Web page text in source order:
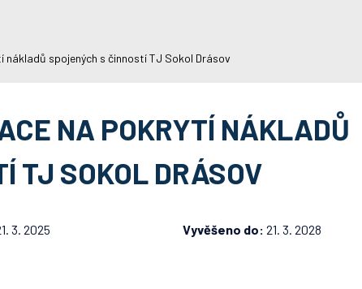
spojených s činností TJ Sokol Drásov
NA POKRYTÍ NÁKLADŮ
TJ SOKOL DRÁSOV
3. 2025 Vyvěšeno do: 21. 3. 2028